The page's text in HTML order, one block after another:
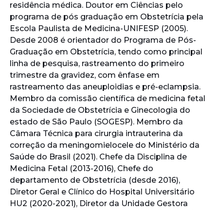
residência médica. Doutor em Ciências pelo
programa de pós graduação em Obstetrícia pela
Escola Paulista de Medicina-UNIFESP (2005).
Desde 2008 é orientador do Programa de Pós-
Graduação em Obstetrícia, tendo como principal
linha de pesquisa, rastreamento do primeiro
trimestre da gravidez, com ênfase em
rastreamento das aneuploidias e pré-eclampsia.
Membro da comissão científica de medicina fetal
da Sociedade de Obstetrícia e Ginecologia do
estado de São Paulo (SOGESP). Membro da
Câmara Técnica para cirurgia intrauterina da
correção da meningomielocele do Ministério da
Saúde do Brasil (2021). Chefe da Disciplina de
Medicina Fetal (2013-2016), Chefe do
departamento de Obstetrícia (desde 2016),
Diretor Geral e Clínico do Hospital Universitário
HU2 (2020-2021), Diretor da Unidade Gestora